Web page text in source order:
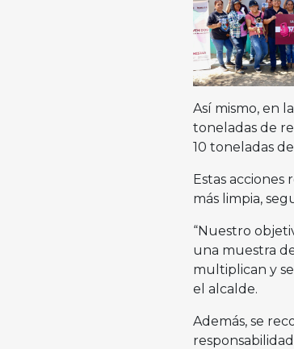
Así mismo, en
toneladas de
10 toneladas
Estas
más limpia,
“Nuestro
una muestra
multiplican y
el alcalde.
Además, se